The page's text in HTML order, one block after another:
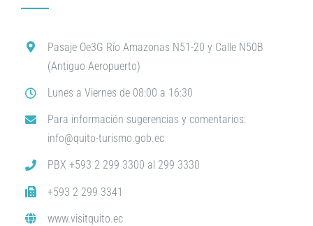
Pasaje Oe3G Río Amazonas N51-20 y Calle N50B
(Antiguo Aeropuerto)
Lunes a Viernes de 08:00 a 16:30
Para información sugerencias y comentarios:
info@quito-turismo.gob.ec
PBX +593 2 299 3300 al 299 3330
+593 2 299 3341
www.visitquito.ec